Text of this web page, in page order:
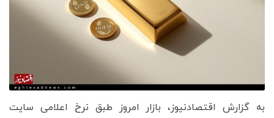
به گزارش اقتصادنیوز، بازار امروز طبق نرخ اعلامی سایت